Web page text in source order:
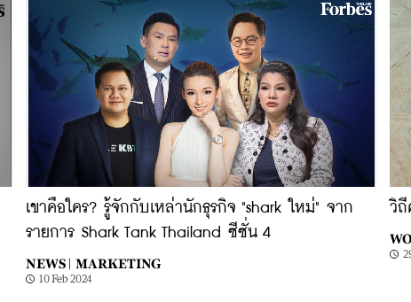
เขาคือใคร? รู้จักกับเหล่านักธุรกิจ "shark ใหม่" จาก
รายการ Shark Tank Thailand ซีซั่น 4
NEWS | MARKETING
10 Feb 2024
วิถี